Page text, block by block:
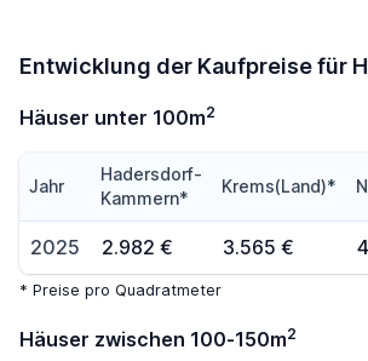
Entwicklung der Kaufpreise für
Häuser unter 100m2
Jahr
Hadersdorf-
Kammern*
Krems(Land)*
2025 2.982 € 3.565 €
* Preise pro Quadratmeter
Häuser zwischen 100-150m2